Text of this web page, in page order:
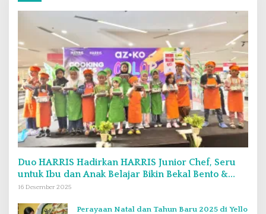
Duo HARRIS Hadirkan HARRIS Junior Chef, Seru
untuk Ibu dan Anak Belajar Bikin Bekal Bento &
Kimbab
16 Desember 2025
Perayaan Natal dan Tahun Baru 2025 di Yello